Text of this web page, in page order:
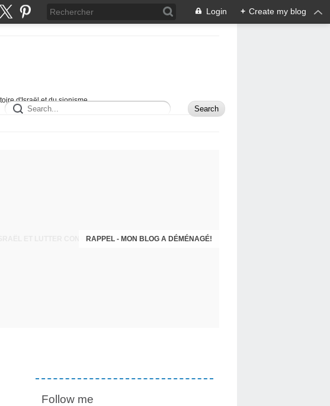
Login + Create my blog
d'Israël et du sionisme.
RAPPEL - MON BLOG A DÉMÉNAGÉ!
Follow me